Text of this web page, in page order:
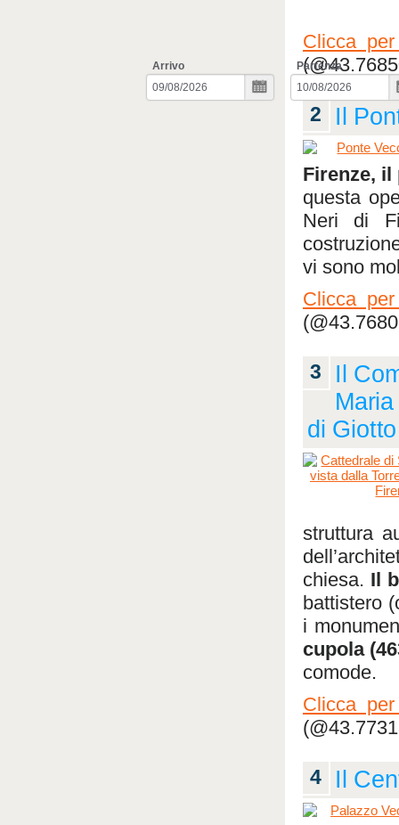
Arrivo Partenza
Clicca
2 Il
Firenze, il
questa
Neri di
vi sono
Clicca
3
Il
di Giotto
struttura
chiesa. Il
battistero
i
cupola
comode.
Clicca
4 Il